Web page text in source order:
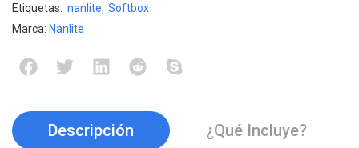
Etiquetas: nanlite, Softbox
Marca: Nanlite
Descripción ¿Qué Incluye?